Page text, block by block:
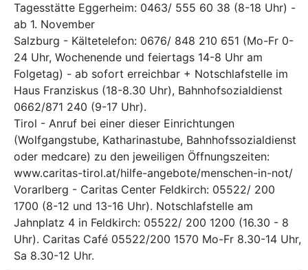
Tagesstätte Eggerheim: 0463/ 555 60 38 (8-18 Uhr) -
ab 1. November
Salzburg - Kältetelefon: 0676/ 848 210 651 (Mo-Fr 0-
24 Uhr, Wochenende und feiertags 14-8 Uhr am
Folgetag) - ab sofort erreichbar + Notschlafstelle im
Haus Franziskus (18-8.30 Uhr), Bahnhofsozialdienst
0662/871 240 (9-17 Uhr).
Tirol - Anruf bei einer dieser Einrichtungen
(Wolfgangstube, Katharinastube, Bahnhofssozialdienst
oder medcare) zu den jeweiligen Öffnungszeiten:
www.caritas-tirol.at/hilfe-angebote/menschen-in-not/
Vorarlberg - Caritas Center Feldkirch: 05522/ 200
1700 (8-12 und 13-16 Uhr). Notschlafstelle am
Jahnplatz 4 in Feldkirch: 05522/ 200 1200 (16.30 - 8
Uhr). Caritas Café 05522/200 1570 Mo-Fr 8.30-14 Uhr,
Sa 8.30-12 Uhr.